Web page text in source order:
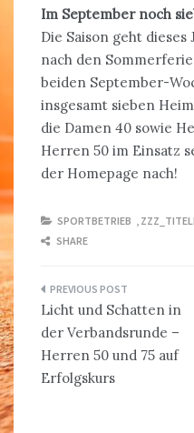
Im September noch
Die Saison geht
nach den
beiden September-
insgesamt sieben
die Damen 40 sowie
Herren 50 im Einsatz
der Homepage nach!
SPORTBETRIEB ,
SHARE
Licht und Schatten in
der Verbandsrunde –
Herren 50 und 75 auf
Erfolgskurs